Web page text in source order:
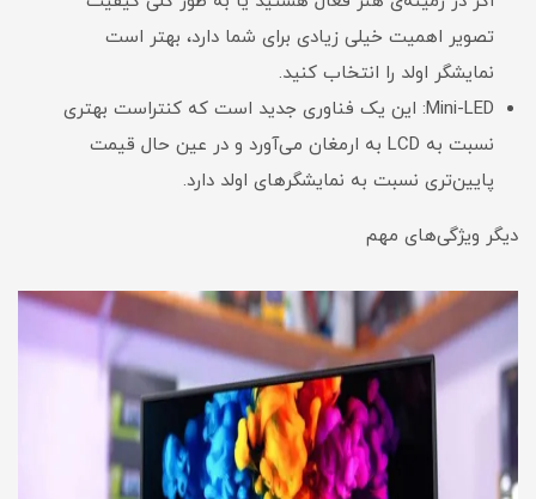
تصویر اهمیت خیلی زیادی برای شما دارد، بهتر است
نمایشگر اولد را انتخاب کنید.
Mini-LED: این یک فناوری جدید است که کنتراست بهتری
نسبت به LCD به ارمغان می‌آورد و در عین حال قیمت
پایین‌تری نسبت به نمایشگرهای اولد دارد.
دیگر ویژگی‌های مهم